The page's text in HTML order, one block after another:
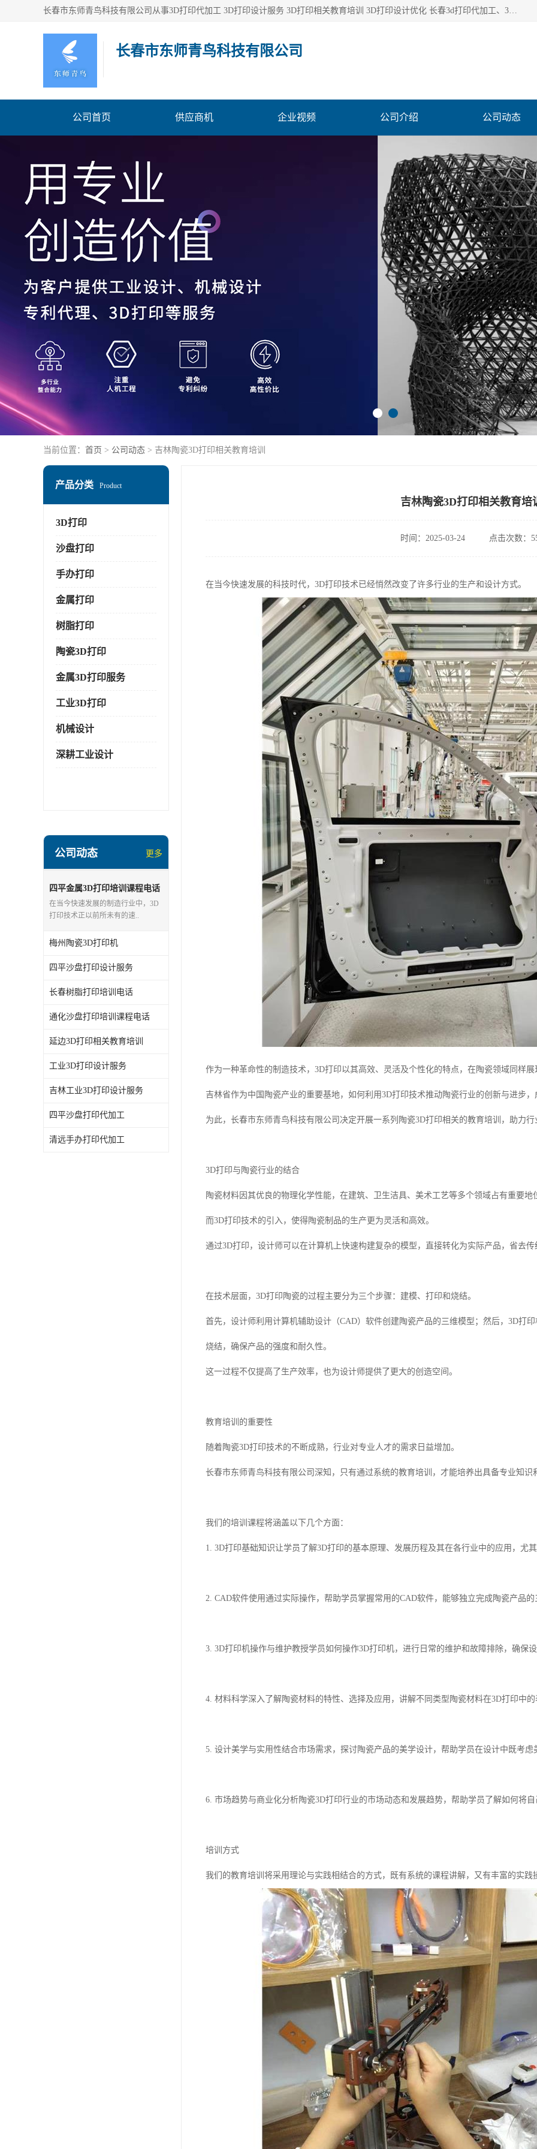
长春市东师青鸟科技有限公司从事3D打印代加工 3D打印设计服务 3D打印相关教育培训 3D打印设计优化 长春3d打印代加工、3D打印代加工及设计服务、3D打印相关教育培训、专利代理及优化、3D打印上下游技术服务，深耕工业设计、机械设计、3D打印多年年，拥有多项技术，辅助数十位客户完成自己的发明及实用新型专利。
长春市东师青鸟科技有限公司
公司首页 供应商机 企业视频 公司介绍 公司动态
当前位置： 首页 > 公司动态 > 吉林陶瓷3D打印相关教育培训
产品分类 Product
3D打印
沙盘打印
手办打印
金属打印
树脂打印
陶瓷3D打印
金属3D打印服务
工业3D打印
机械设计
深耕工业设计
公司动态 更多
四平金属3D打印培训课程电话
在当今快速发展的制造行业中，3D
打印技术正以前所未有的速..
梅州陶瓷3D打印机
四平沙盘打印设计服务
长春树脂打印培训电话
通化沙盘打印培训课程电话
延边3D打印相关教育培训
工业3D打印设计服务
吉林工业3D打印设计服务
四平沙盘打印代加工
清远手办打印代加工
吉林陶瓷3D打印相关教育培
时间：2025-03-24 点击次数：
在当今快速发展的科技时代，3D打印技术已经悄然改变了许多行业的生产和设计方式。
作为一种革命性的制造技术，3D打印以其高效、灵活及个性化的特点，在陶瓷领域同样
吉林省作为中国陶瓷产业的重要基地，如何利用3D打印技术推动陶瓷行业的创新与进步
为此，长春市东师青鸟科技有限公司决定开展一系列陶瓷3D打印相关的教育培训，助力
3D打印与陶瓷行业的结合
陶瓷材料因其优良的物理化学性能，在建筑、卫生洁具、美术工艺等多个领域占有重要地
而3D打印技术的引入，使得陶瓷制品的生产更为灵活和高效。
通过3D打印，设计师可以在计算机上快速构建复杂的模型，直接转化为实际产品，省去
在技术层面，3D打印陶瓷的过程主要分为三个步骤：建模、打印和烧结。
首先，设计师利用计算机辅助设计（CAD）软件创建陶瓷产品的三维模型；然后，3D打
烧结，确保产品的强度和耐久性。
这一过程不仅提高了生产效率，也为设计师提供了更大的创造空间。
教育培训的重要性
随着陶瓷3D打印技术的不断成熟，行业对专业人才的需求日益增加。
长春市东师青鸟科技有限公司深知，只有通过系统的教育培训，才能培养出具备专业知
我们的培训课程将涵盖以下几个方面：
1. 3D打印基础知识让学员了解3D打印的基本原理、发展历程及其在各行业中的应用，尤
2. CAD软件使用通过实际操作，帮助学员掌握常用的CAD软件，能够独立完成陶瓷产品的
3. 3D打印机操作与维护教授学员如何操作3D打印机，进行日常的维护和故障排除，确保
4. 材料科学深入了解陶瓷材料的特性、选择及应用，讲解不同类型陶瓷材料在3D打印中
5. 设计美学与实用性结合市场需求，探讨陶瓷产品的美学设计，帮助学员在设计中既考虑
6. 市场趋势与商业化分析陶瓷3D打印行业的市场动态和发展趋势，帮助学员了解如何将
培训方式
我们的教育培训将采用理论与实践相结合的方式，既有系统的课程讲解，又有丰富的实践